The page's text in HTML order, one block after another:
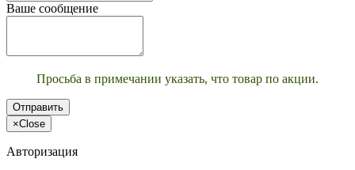
Ваше сообщение
Просьба в примечании указать, что товар по акции.
Отправить
×Close
Авторизация